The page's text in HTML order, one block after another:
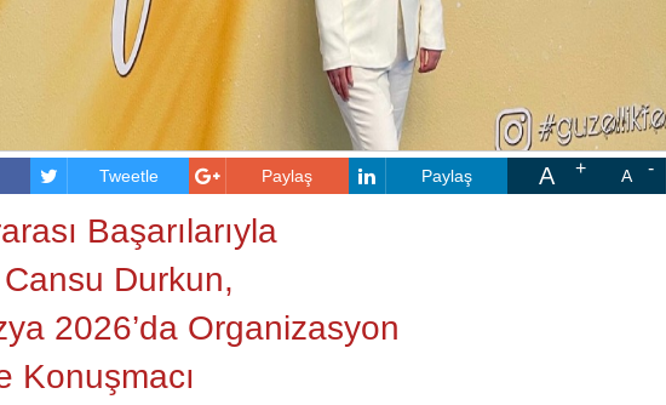
Tweetle Paylaş Paylaş A A
Başarılarıyla
Cansu Durkun,
2026’da Organizasyon
Konuşmacı